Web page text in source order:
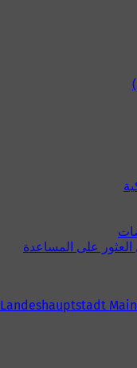
على المساعدة
Landeshauptstadt